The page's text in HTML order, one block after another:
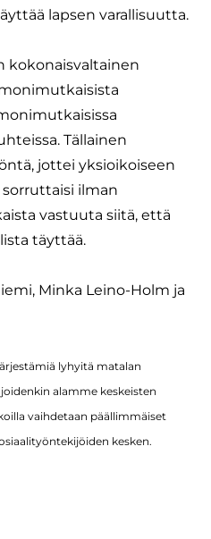
lapsen varallisuutta.
kokonaisvaltainen
Tällainen
jottei yksioikoiseen
ilman
vastuuta siitä, että
täyttää.
Minka Leino-Holm ja
lyhyitä matalan
alamme keskeisten
vaihdetaan päällimmäiset
kesken.